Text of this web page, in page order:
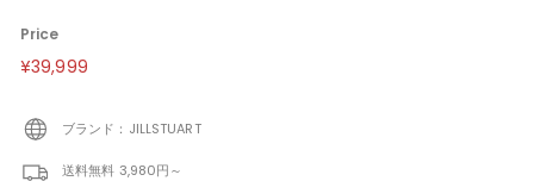
Price
定
¥39,999
ブランド：JILLSTUART
送料無料 3,980円～